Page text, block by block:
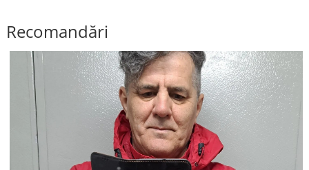
Recomandări